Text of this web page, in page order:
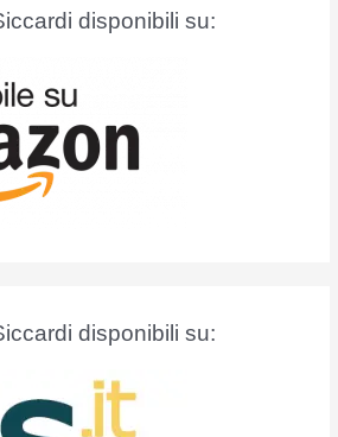
disponibili su:
disponibili su: